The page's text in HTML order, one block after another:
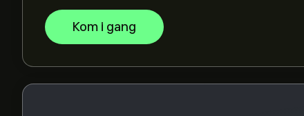
Kom i gang
Basert på anbefalinger fra 13 analytikere for
konsensusen Holde.